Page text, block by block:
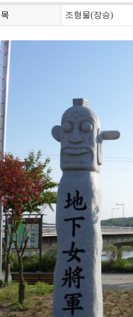
조형물(장승)